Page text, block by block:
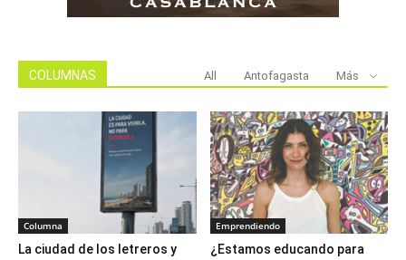
COLUMNAS All Antofagasta Más
Columna
La ciudad de los letreros y
Emprendiendo
¿Estamos educando para